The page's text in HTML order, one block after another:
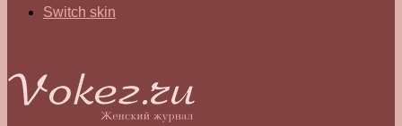
Switch skin